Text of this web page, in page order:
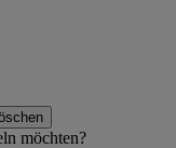
möchten?